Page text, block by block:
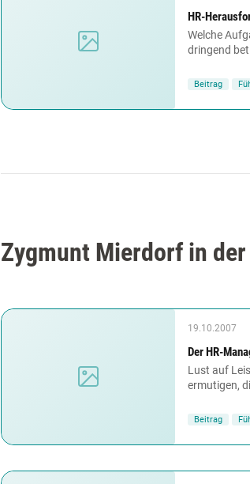
HR-
Welche
dringend
Beitrag
Zygmunt Mierdorf in
19.10.2007
Der HR-
Lust auf
ermutigen,
Beitrag